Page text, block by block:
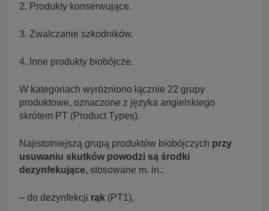
2. Produkty konserwujące.
3. Zwalczanie szkodników.
4. Inne produkty biobójcze.
W kategoriach wyróżniono łącznie 22 grupy
produktowe, oznaczone z języka angielskiego
skrótem PT (Product Types).
Najistotniejszą grupą produktów biobójczych przy
usuwaniu skutków powodzi są środki
dezynfekujące, stosowane m. in.:
– do dezynfekcji rąk (PT1),